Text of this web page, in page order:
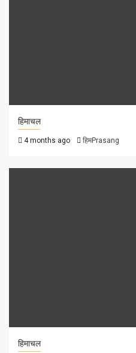
हिमाचल
4 months ago हिमPrasang
हिमाचल